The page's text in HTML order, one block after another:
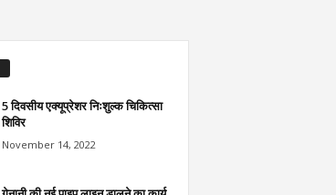
5 दिवसीय एक्यूप्रेशर निःशुल्क चिकित्सा
शिविर
November 14, 2022